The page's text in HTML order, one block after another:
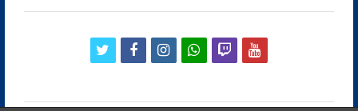
twitterfacebookinstagramwhatsapp
twitchyoutube